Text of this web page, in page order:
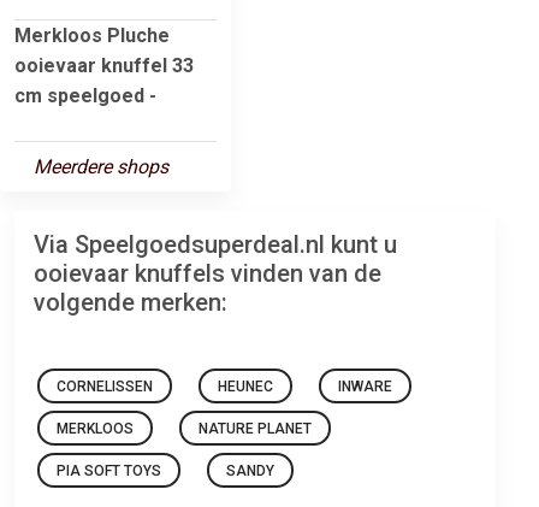
Merkloos Pluche
ooievaar knuffel 33
cm speelgoed -
Meerdere shops
Via Speelgoedsuperdeal.nl kunt u
ooievaar knuffels vinden van de
volgende merken:
CORNELISSEN HEUNEC INWARE
MERKLOOS NATURE PLANET
PIA SOFT TOYS SANDY